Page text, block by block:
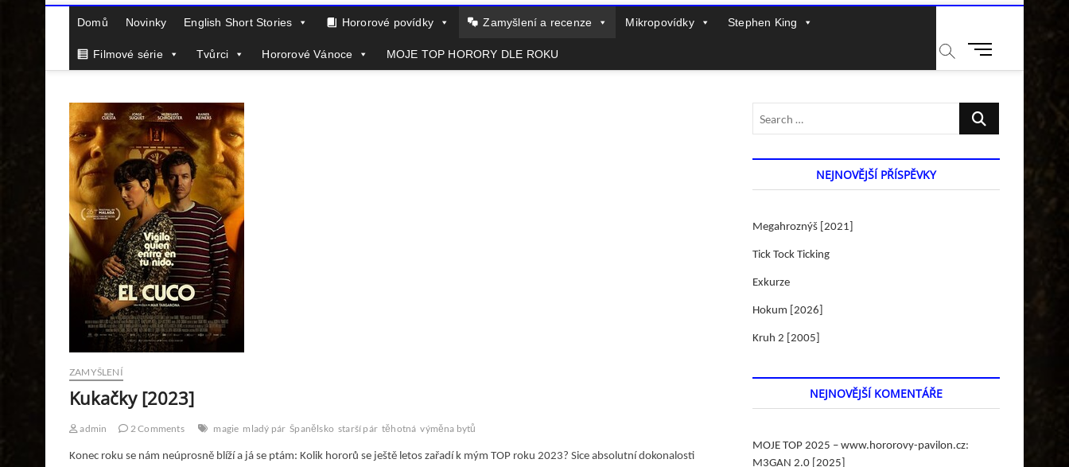
Domů Novinky English Short Stories Hororové povídky Zamyšlení a recenze Mikropovídky Stephen King
Filmové série Tvůrci Hororové Vánoce MOJE TOP HORORY DLE ROKU
M
u
B
u
o
ZAMYŠLENÍ
Kukačky [2023]
admin 2 Comments magie mladý pár Španělsko starší pár těhotná výměna bytů
Konec roku se nám neúprosně blíží a já se ptám: Kolik hororů se ještě letos zařadí k mým TOP roku 2023? Sice absolutní dokonalosti
Search
NEJNOVĚJŠÍ PŘÍSPĚVKY
Megahroznýš [2021]
Tick Tock Ticking
Exkurze
Hokum [2026]
Kruh 2 [2005]
NEJNOVĚJŠÍ KOMENTÁŘE
MOJE TOP 2025 – www.hororovy-pavilon.cz:
M3GAN 2.0 [2025]